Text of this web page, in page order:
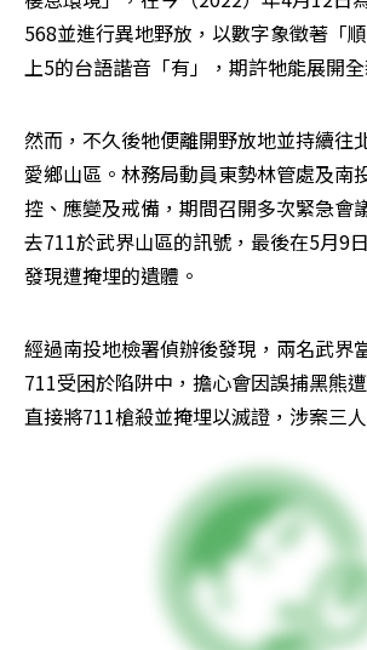
568並進行異地野放，以數字象徵著「
上5的台語諧音「有」，期許牠能展開
然而，不久後牠便離開野放地並持續往
愛鄉山區。林務局動員東勢林管處及南
控、應變及戒備，期間召開多次緊急會
去711於武界山區的訊號，最後在5月9
發現遭掩埋的遺體。
經過南投地檢署偵辦後發現，兩名武界
711受困於陷阱中，擔心會因誤捕黑熊
直接將711槍殺並掩埋以滅證，涉案三